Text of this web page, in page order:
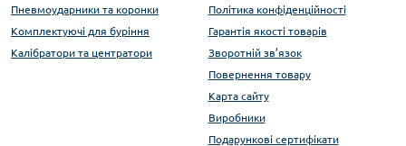
Пневмоударники та коронки
Комплектуючі для буріння
Калібратори та центратори
Політика конфіденційності
Гарантія якості товарів
Зворотній зв’язок
Повернення товару
Карта сайту
Виробники
Подарункові сертифікати